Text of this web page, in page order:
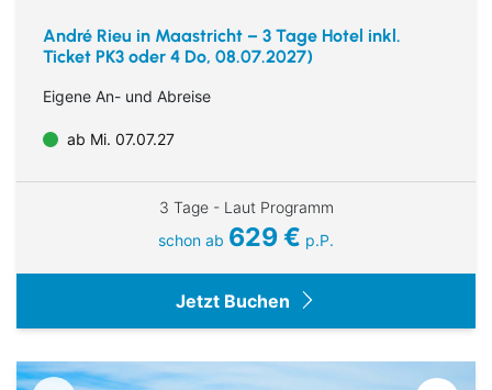
André Rieu in Maastricht – 3 Tage Hotel inkl.
Ticket PK3 oder 4 Do, 08.07.2027)
Eigene An- und Abreise
ab Mi. 07.07.27
3 Tage - Laut Programm
schon ab 629 € p.P.
Jetzt Buchen